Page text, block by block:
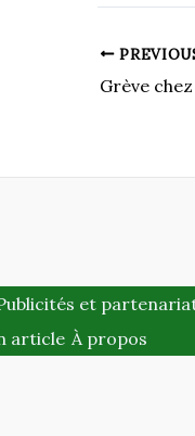
et
article À propos